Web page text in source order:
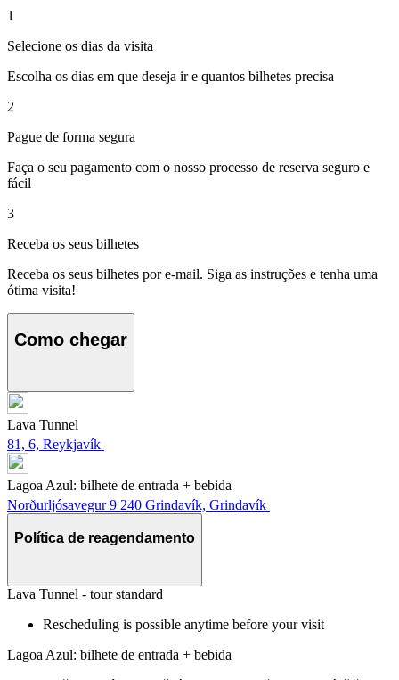
1
Selecione os dias da visita
Escolha os dias em que deseja ir e quantos bilhetes precisa
2
Pague de forma segura
Faça o seu pagamento com o nosso processo de reserva seguro e
fácil
3
Receba os seus bilhetes
Receba os seus bilhetes por e-mail. Siga as instruções e tenha uma
ótima visita!
Como chegar
Lava Tunnel
81, 6, Reykjavík
Lagoa Azul: bilhete de entrada + bebida
Norðurljósavegur 9 240 Grindavík, Grindavík
Política de reagendamento
Lava Tunnel - tour standard
Rescheduling is possible anytime before your visit
Lagoa Azul: bilhete de entrada + bebida